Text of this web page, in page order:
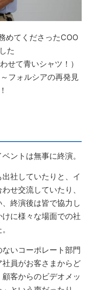
めてくださったCOO
た
せて青いシャツ！）
フォルシアの再発見
ントは無事に終演。
社していたりと、イ
せ交流していたり、
終演後は皆で協力し
に様々な場面での社
いコーポレート部門
員がお客さまからど
客からのビデオメッ